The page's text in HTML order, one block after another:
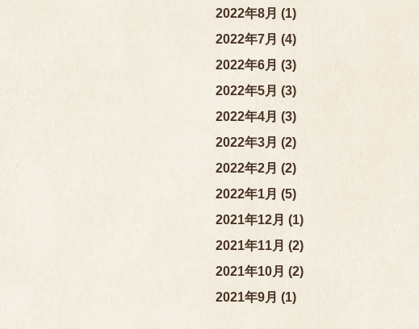
2022年8月 (1)
2022年7月 (4)
2022年6月 (3)
2022年5月 (3)
2022年4月 (3)
2022年3月 (2)
2022年2月 (2)
2022年1月 (5)
2021年12月 (1)
2021年11月 (2)
2021年10月 (2)
2021年9月 (1)